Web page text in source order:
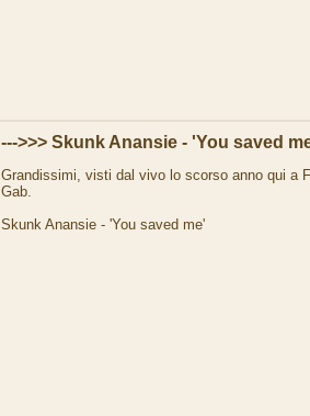
--->>> Skunk Anansie - 'You saved
Grandissimi, visti dal vivo lo scorso anno qui a
Gab.
Skunk Anansie - 'You saved me'